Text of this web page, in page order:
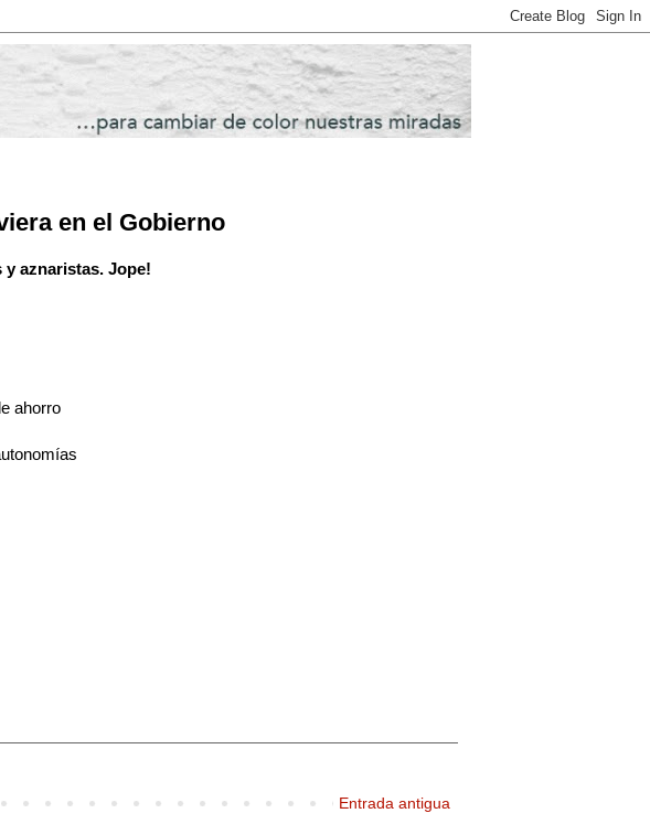
en el Gobierno
y aznaristas. Jope!
ahorro
Entrada antigua